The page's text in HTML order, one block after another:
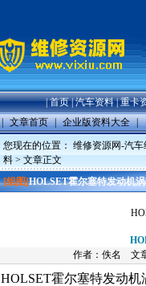
|首页|汽车资料|重卡
| 文章首页 | 企业版资料大全 |
您现在的位置： 维修资源网-汽
料 > 文章正文
[组图]HOLSET霍尔塞特发动机
作者：佚名 文
HOLSET霍尔塞特发动